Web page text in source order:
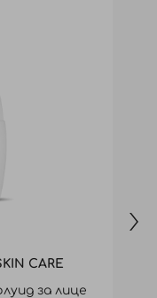
CARE
за лице